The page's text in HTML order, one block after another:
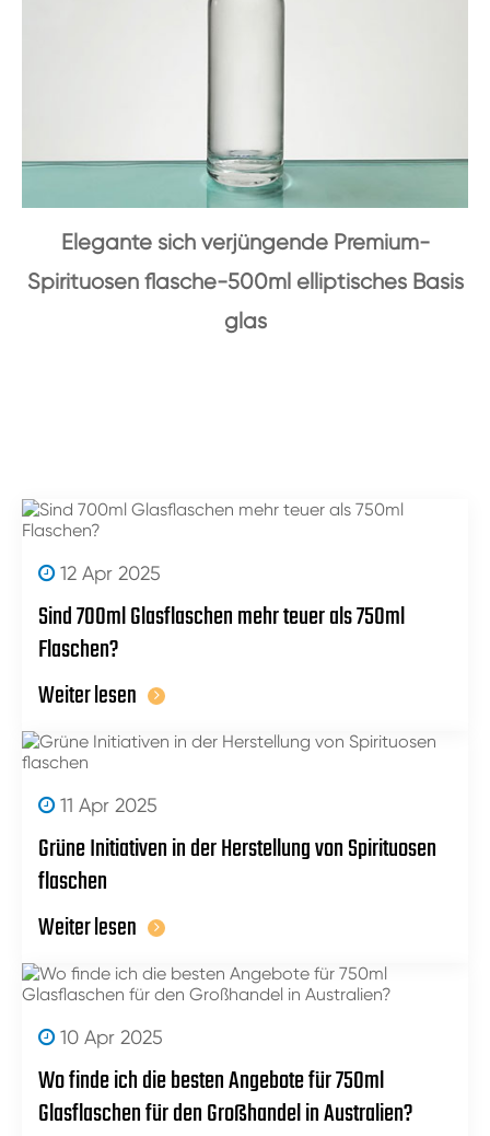
Elegante sich verjüngende Premium-
Spirituosen flasche-500ml elliptisches Basis
glas
12 Apr 2025
Sind 700ml Glasflaschen mehr teuer als 750ml
Flaschen?
Weiter lesen
11 Apr 2025
Grüne Initiativen in der Herstellung von Spirituosen
flaschen
Weiter lesen
10 Apr 2025
Wo finde ich die besten Angebote für 750ml
Glasflaschen für den Großhandel in Australien?